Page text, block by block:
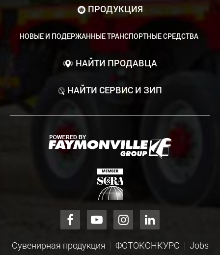
ПРОДУКЦИЯ
НОВЫЕ И ПОДЕРЖАННЫЕ ТРАНСПОРТНЫЕ СРЕДСТВА
НАЙТИ ПРОДАВЦА
НАЙТИ СЕРВИС И ЗИП
Сувенирная продукция ФОТОКОНКУРС Jobs